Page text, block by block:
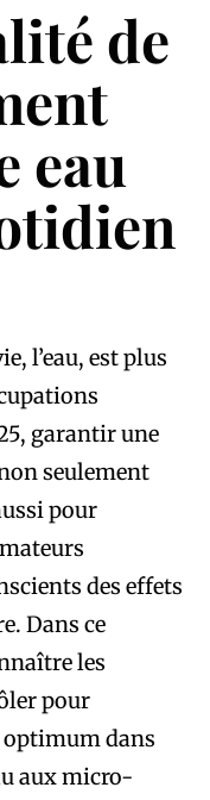
de
eau
l’eau, est plus
garantir une
seulement
pour
des effets
Dans ce
les
pour
optimum dans
aux micro-